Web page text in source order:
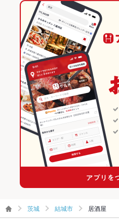
茨城 結城市 居酒屋